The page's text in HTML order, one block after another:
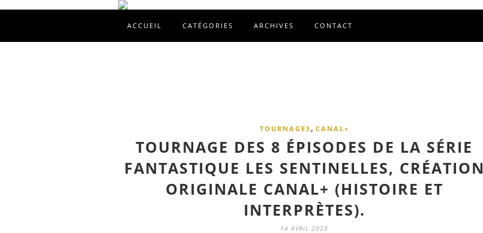
ACCUEIL CATÉGORIES ARCHIVES CONTACT
TOURNAGES , CANAL+
TOURNAGE DES 8 ÉPISODES DE LA SÉRIE
FANTASTIQUE LES SENTINELLES, CRÉATION
ORIGINALE CANAL+ (HISTOIRE ET
INTERPRÈTES).
14 AVRIL 2023